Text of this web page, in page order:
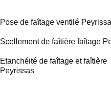
Pose de faîtage ventilé
Scellement de faîtière faîtage
Etanchéité de faîtage et faîtière
Peyrissas